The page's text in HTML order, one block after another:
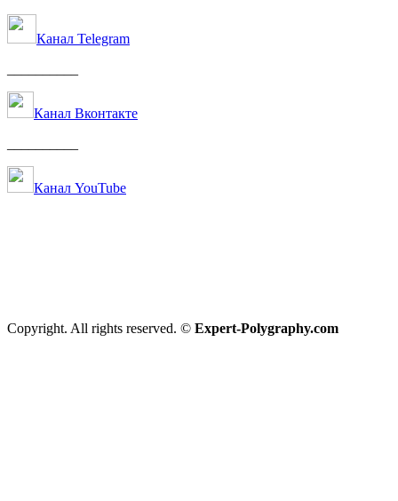
Канал Telegram
Канал Вконтакте
Канал YouTube
Copyright. All rights reserved. © Expert-Polygraphy.com